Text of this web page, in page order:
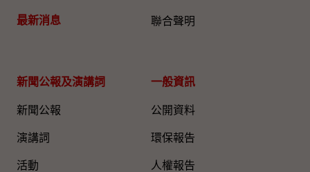
最新消息 聯合聲明
新聞公報及演講詞
新聞公報
演講詞
活動
一般資訊​
公開資料
環保報告
人權報告